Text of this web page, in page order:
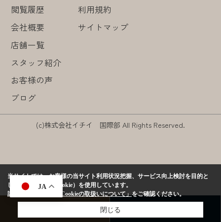
JA
閲覧履歴
会社概要
店舗一覧
スタッフ紹介
お客様の声
ブログ
利用規約
サイトマップ
(c)株式会社イチイ 国際部 All Rights Reserved.
当サイトでは、お客様の当サイト利用状況把握、サービス向上検討を目的と
して、クッキー（Cookie）を使用しています。
詳しくは、当社の
「Cookieの取扱いについて」をご確認ください。
閉じる